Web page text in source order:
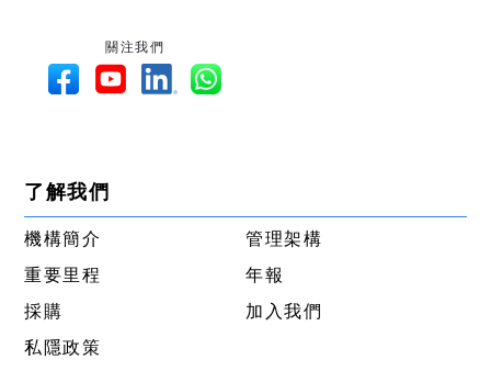
關注我們
了解我們
機構簡介
管理架構
重要里程
年報
採購
加入我們
私隱政策